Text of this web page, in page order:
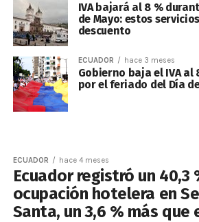
IVA bajará al 8 %
de Mayo: estos
descuento
ECUADOR hace 3 meses
Gobierno baja el IVA al
por el feriado del Día
ECUADOR hace 4 meses
Ecuador registró un 40,3
ocupación hotelera en
Santa, un 3,6 % más que